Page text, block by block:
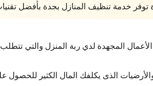
خدمة تنظيف المنازل بجدة بأفضل
المجهدة لدي ربة المنزل والتي
الذى يكلفك المال الكثير للحصول